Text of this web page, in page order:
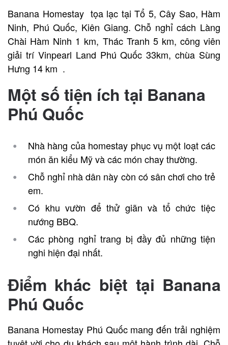
Banana Homestay tọa lạc tại Tổ 5, Cây Sao, Hàm
Ninh, Phú Quốc, Kiên Giang. Chỗ nghỉ cách Làng
Chài Hàm Ninh 1 km, Thác Tranh 5 km, công viên
giải trí Vinpearl Land Phú Quốc 33km, chùa Sùng
Hưng 14 km .
Một số tiện ích tại Banana
Phú Quốc
Nhà hàng của homestay phục vụ một loạt các
món ăn kiểu Mỹ và các món chay thường.
Chỗ nghỉ nhà dân này còn có sân chơi cho trẻ
em.
Có khu vườn để thử giãn và tổ chức tiệc
nướng BBQ.
Các phòng nghỉ trang bị đầy đủ những tiện
nghi hiện đại nhất.
Điểm khác biệt tại Banana
Phú Quốc
Banana Homestay Phú Quốc mang đến trải nghiệm